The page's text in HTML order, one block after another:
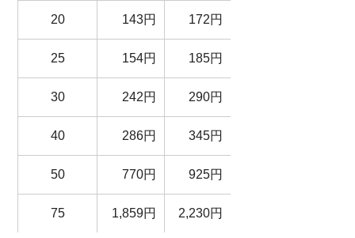
20 143円 172円
25 154円 185円
30 242円 290円
40 286円 345円
50 770円 925円
75 1,859円 2,230円